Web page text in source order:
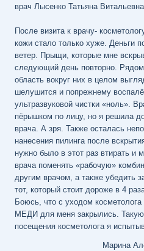
врач Лысенко Татьяна Витальевна
После визита к врачу-
кожи стало только хуже. Деньги
ветер. Прыщи, которые мне
следующий день повторно.
область вокруг них в целом
шелушится и попрежнему
ультразвуковой чистки «ноль».
пёрышком по лицу, но я решила
врача. А зря. Также осталась
нанесения пилинга после
нужно было в этот раз втирать и
врача поменять «рабочую»
другим врачом, а также убедить
тот, который стоит дороже в 4
Боюсь, что с уходом
МЕДИ для меня закрылись. Такую
посещения косметолога я
Марина